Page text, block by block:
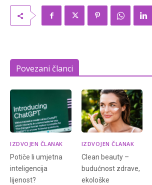
Povezani članci
IZDVOJEN ČLANAK
Potiče li umjetna
inteligencija
lijenost?
IZDVOJEN ČLANAK
Clean beauty –
budućnost zdrave,
ekološke